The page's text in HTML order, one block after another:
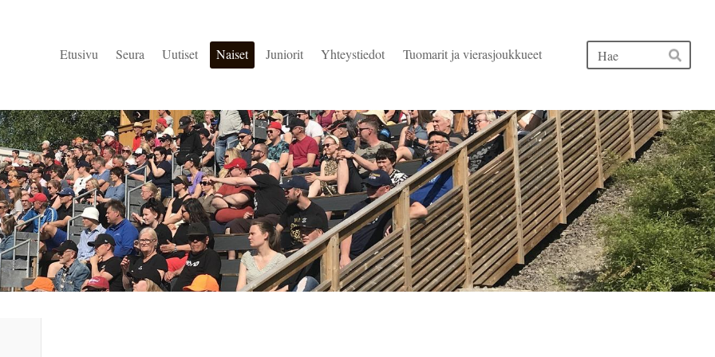
Etusivu Seura Uutiset Naiset Juniorit Yhteystiedot Tuomarit ja vierasjoukkueet
Hae